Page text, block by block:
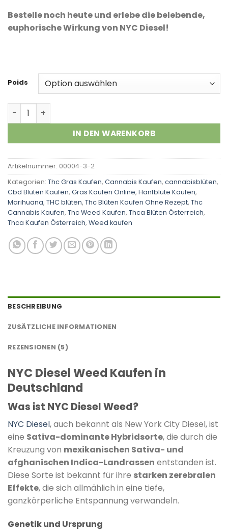
Kundenbewertungen 1500,00 €
Bestelle noch heute und erlebe die belebende,
euphorische Wirkung von NYC Diesel!
Poids
NYC diesel strain Menge
IN DEN WARENKORB
Artikelnummer: 00004-3-2
Kategorien: Thc Gras Kaufen, Cannabis Kaufen, cannabisblüten,
Cbd Blüten Kaufen, Gras Kaufen Online, Hanfblüte Kaufen,
Marihuana, THC blüten, Thc Blüten Kaufen Ohne Rezept, Thc
Cannabis Kaufen, Thc Weed Kaufen, Thca Blüten Österreich,
Thca Kaufen Österreich, Weed kaufen
BESCHREIBUNG
ZUSÄTZLICHE INFORMATIONEN
REZENSIONEN (5)
NYC Diesel Weed Kaufen in
Deutschland
Was ist NYC Diesel Weed?
NYC Diesel, auch bekannt als New York City Diesel, ist
eine Sativa-dominante Hybridsorte, die durch die
Kreuzung von mexikanischen Sativa- und
afghanischen Indica-Landrassen entstanden ist.
Diese Sorte ist bekannt für ihre starken zerebralen
Effekte, die sich allmählich in eine tiefe,
ganzkörperliche Entspannung verwandeln.
Genetik und Ursprung